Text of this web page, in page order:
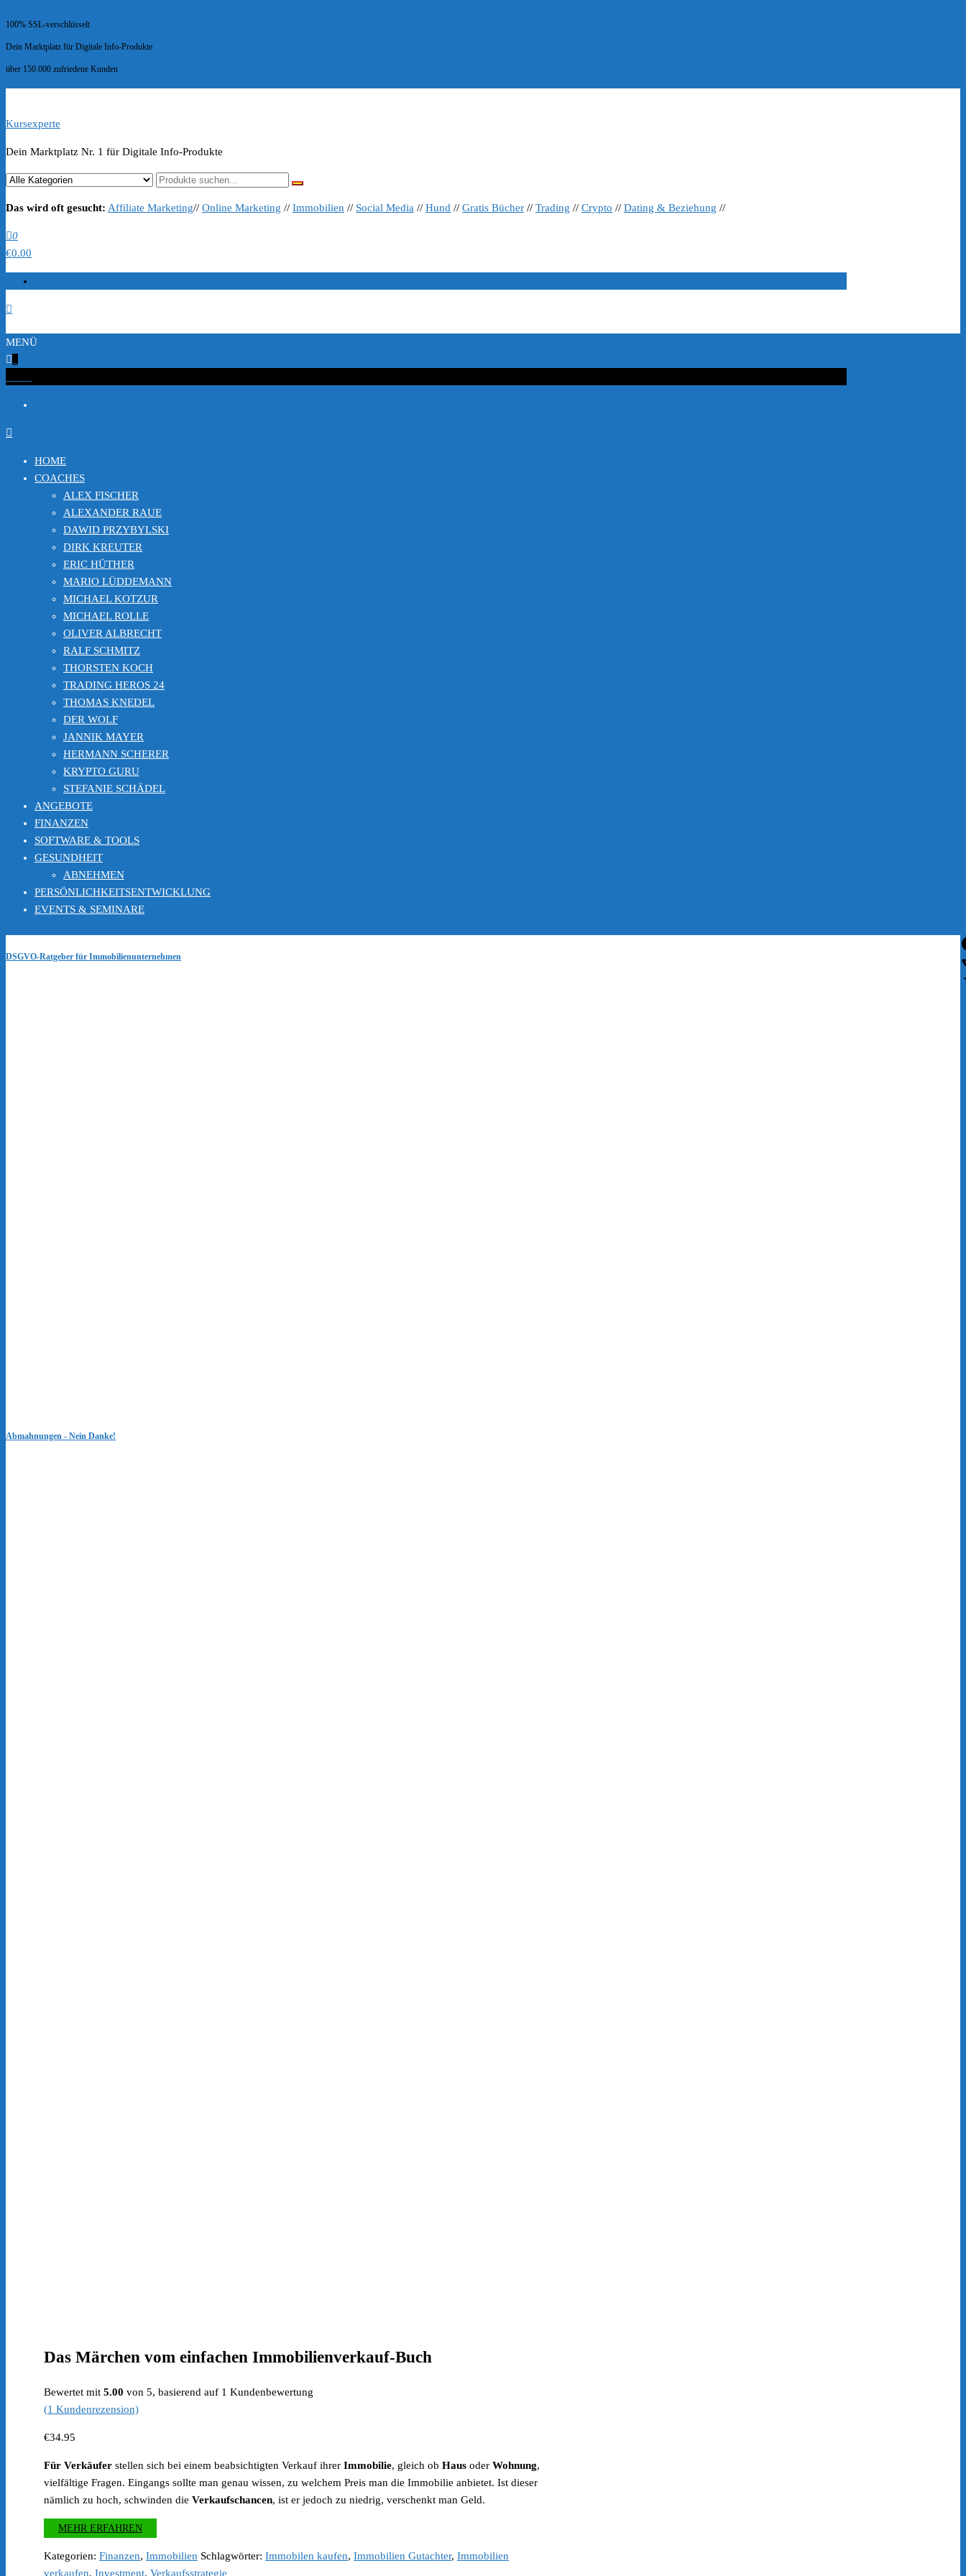
100% SSL-verschlüsselt
Dein Marktplatz für Digitale Info-Produkte
über 150.000 zufriedene Kunden
Kursexperte
Dein Marktplatz Nr. 1 für Digitale Info-Produkte
Das wird oft gesucht: Affiliate Marketing// Online Marketing // Immobilien // Social Media // Hund // Gratis Bücher // Trading // Crypto // Dating & Beziehung //
0
€0.00
MENÜ
HOME
COACHES
ALEX FISCHER
ALEXANDER RAUE
DAWID PRZYBYLSKI
DIRK KREUTER
ERIC HÜTHER
MARIO LÜDDEMANN
MICHAEL KOTZUR
MICHAEL ROLLE
OLIVER ALBRECHT
RALF SCHMITZ
THORSTEN KOCH
TRADING HEROS 24
THOMAS KNEDEL
DER WOLF
JANNIK MAYER
HERMANN SCHERER
KRYPTO GURU
STEFANIE SCHÄDEL
ANGEBOTE
FINANZEN
SOFTWARE & TOOLS
GESUNDHEIT
ABNEHMEN
PERSÖNLICHKEITSENTWICKLUNG
EVENTS & SEMINARE
DSGVO-Ratgeber für Immobilienunternehmen
Abmahnungen - Nein Danke!
Das Märchen vom einfachen Immobilienverkauf-Buch
Bewertet mit5.00 von 5, basierend auf 1 Kundenbewertung
(1 Kundenrezension)
€34.95
Für Verkäufer stellen sich bei einem beabsichtigten Verkauf ihrerImmobilie, gleich obHaus oderWohnung,
vielfältige Fragen. Eingangs sollte man genau wissen, zu welchem Preis man die Immobilie anbietet. Ist dieser
nämlich zu hoch, schwinden dieVerkaufschancen, ist er jedoch zu niedrig, verschenkt man Geld.
MEHR ERFAHREN
Kategorien:Finanzen,Immobilien Schlagwörter:Immobilen kaufen,Immobilien Gutachter,Immobilien
verkaufen,Investment,Verkaufsstrategie